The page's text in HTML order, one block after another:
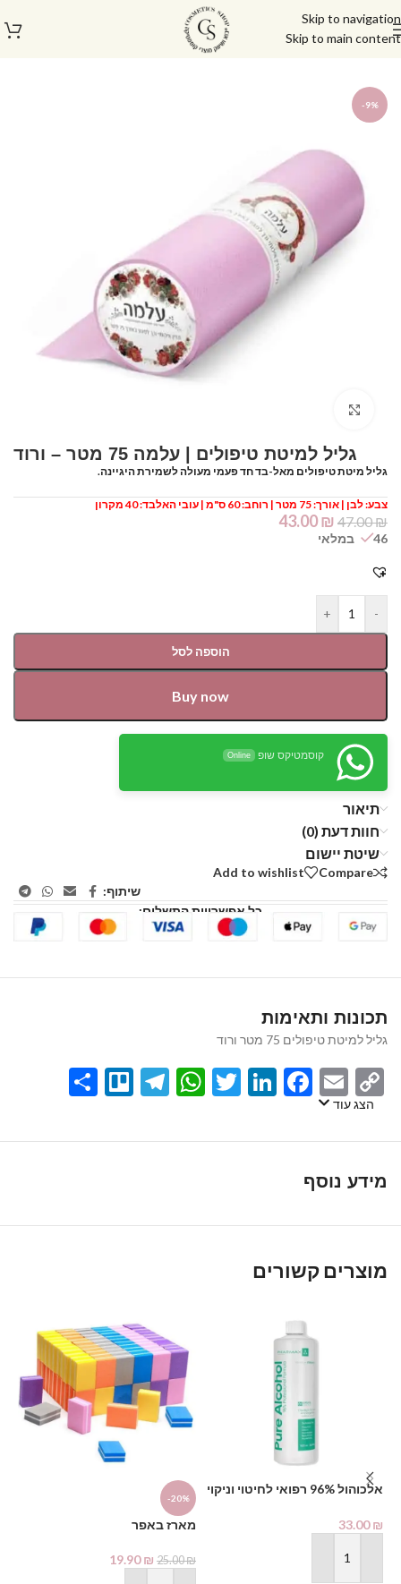
Skip to navigation
Skip to main content
-9%
גליל למיטת טיפולים | עלמה 75 מטר – ורוד
גליל מיטת טיפולים מאל-בד חד פעמי מעולה לשמירת היגיינה.
צבע: לבן | אורך: 75 מטר | רוחב: 60 ס"מ | עובי האלבד: 40 מקרון
47.00₪
43.00₪
46 במלאי
-
+
הוספה לסל
Buy now
קוסמטיקס שופ Online
תיאור
חוות דעת (0)
שיטת יישום
Compare
Add to wishlist
שיתוף:
כל אפשרויות התשלום:
תכונות ותאימות
גליל למיטת טיפולים 75 מטר ורוד
Copy
Link
Email
Facebook
LinkedIn
Twitter
WhatsApp
Telegram
Trello
הצג עוד
מידע נוסף
מוצרים קשורים
אלכוהול 96% רפואי לחיטוי וניקוי
Alcohol
33.00₪
הוספה לסל
-20%
מארז באפר
25.00₪
19.90₪